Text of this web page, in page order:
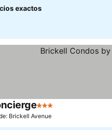
exactos
3 Estrellas
Brickell Avenue